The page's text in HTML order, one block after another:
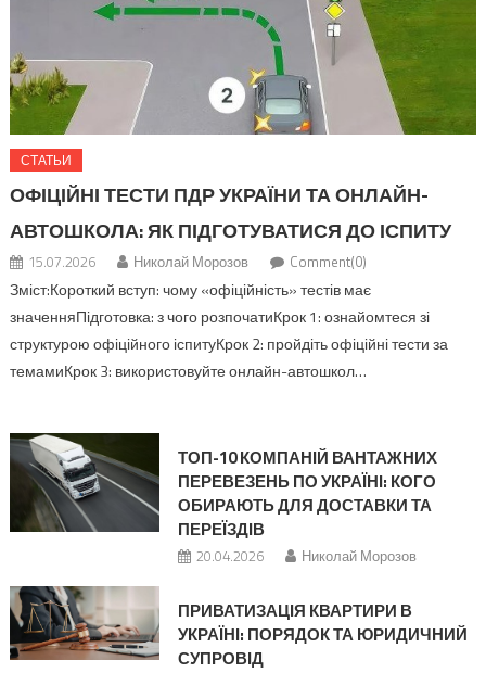
СТАТЬИ
ОФІЦІЙНІ ТЕСТИ ПДР УКРАЇНИ ТА ОНЛАЙН-
АВТОШКОЛА: ЯК ПІДГОТУВАТИСЯ ДО ІСПИТУ
15.07.2026 Николай Морозов Comment(0)
Зміст:Короткий вступ: чому «офіційність» тестів має
значенняПідготовка: з чого розпочатиКрок 1: ознайомтеся зі
структурою офіційного іспитуКрок 2: пройдіть офіційні тести за
темамиКрок 3: використовуйте онлайн-автошкол…
ТОП-10 КОМПАНІЙ ВАНТАЖНИХ
ПЕРЕВЕЗЕНЬ ПО УКРАЇНІ: КОГО
ОБИРАЮТЬ ДЛЯ ДОСТАВКИ ТА
ПЕРЕЇЗДІВ
20.04.2026 Николай Морозов
ПРИВАТИЗАЦІЯ КВАРТИРИ В
УКРАЇНІ: ПОРЯДОК ТА ЮРИДИЧНИЙ
СУПРОВІД